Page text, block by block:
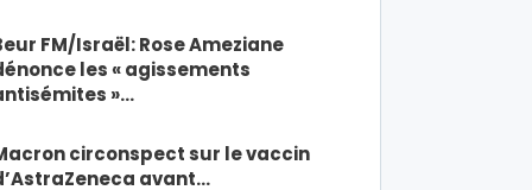
FM/Israël: Rose Ameziane
les « agissements
»…
circonspect sur le vaccin
avant…